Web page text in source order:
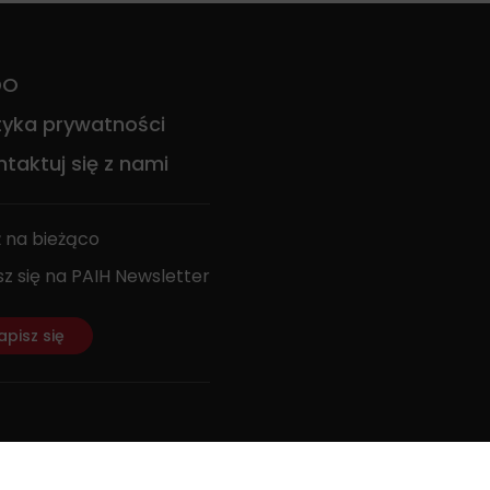
prywatności
się z nami
na bieżąco
się na PAIH Newsletter
się